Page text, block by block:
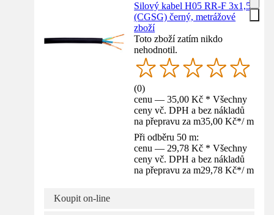
Silový kabel H05 RR-F 3x1,5
(CGSG) černý, metrážové
zboží
Toto zboží zatím nikdo
nehodnotil.
(0)
cenu — 35,00 Kč * Všechny
ceny vč. DPH a bez nákladů
na přepravu za m35,00 Kč*/ m
Při odběru 50 m:
cenu — 29,78 Kč * Všechny
ceny vč. DPH a bez nákladů
na přepravu za m29,78 Kč*/ m
Koupit on-line